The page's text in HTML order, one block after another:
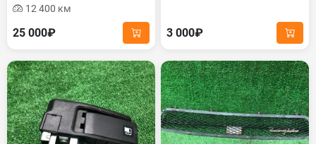
12 400 км
25 000₽ 3 000₽